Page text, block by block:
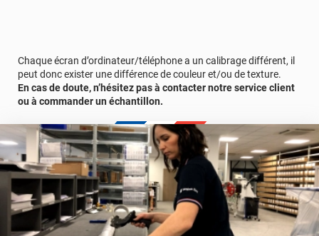
Chaque écran d’ordinateur/téléphone a un calibrage différent, il
peut donc exister une différence de couleur et/ou de texture.
En cas de doute, n’hésitez pas à contacter notre service client
ou à commander un échantillon.